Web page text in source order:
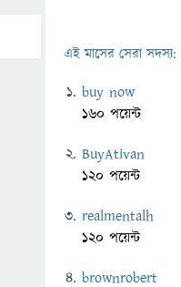
এই মাসের সেরা সদস্য:
buy now
160 পয়েন্ট
BuyAtivan
120 পয়েন্ট
realmentalh
120 পয়েন্ট
brownrobert